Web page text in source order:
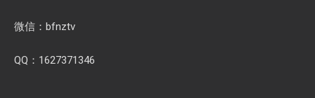
微信：bfnztv
QQ：1627371346